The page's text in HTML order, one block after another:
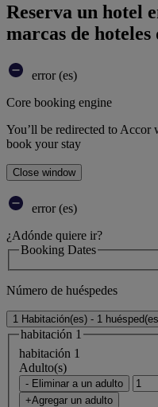
Reserva un hotel
marcas de hoteles
error (es)
Core booking engine
You’ll be redirected to Accor
book your stay
Close window
error (es)
¿Adónde quiere ir?
Booking Dates
Número de huéspedes
1 Habitación(es) - 1
habitación 1
habitación 1
Adulto(s)
- Eliminar a un adulto
+Agregar un adulto